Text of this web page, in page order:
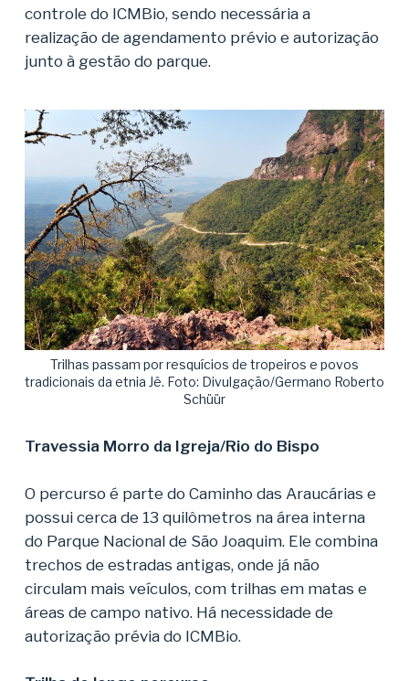
controle do ICMBio, sendo necessária a
realização de agendamento prévio e autorização
junto à gestão do parque.
Trilhas passam por resquícios de tropeiros e povos
tradicionais da etnia Jê. Foto: Divulgação/Germano Roberto
Schüür
Travessia Morro da Igreja/Rio do Bispo
O percurso é parte do Caminho das Araucárias e
possui cerca de 13 quilômetros na área interna
do Parque Nacional de São Joaquim. Ele combina
trechos de estradas antigas, onde já não
circulam mais veículos, com trilhas em matas e
áreas de campo nativo. Há necessidade de
autorização prévia do ICMBio.